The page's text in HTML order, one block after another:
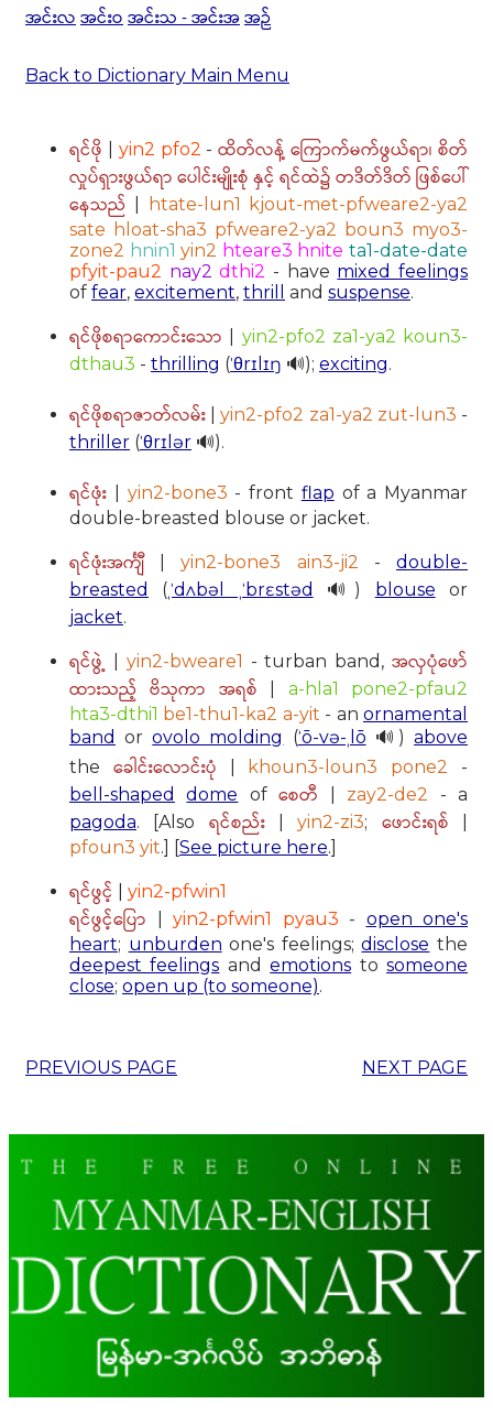
အင်းလအင်းဝအင်းသ - အင်းအအဉ်
Back to Dictionary Main Menu
ရင်ဖို yin2 pfo2 -ထိတ်လန့် ကြောက်မက်ဖွယ်ရာ၊ စိတ်
လှုပ်ရှားဖွယ်ရာ ပေါင်းမျိုးစုံ နှင့် ရင်ထဲ၌ တဒိတ်ဒိတ် ဖြစ်ပေါ်
နေသည်
htate-lun1 kjout-met-pfweare2-ya2
sate hloat-sha3 pfweare2-ya2 boun3 myo3-
zone2 hnin1 yin2 hteare3 hnite ta1-date-date
pfyit-pau2 nay2 dthi2 - have mixed feelings
of fear, excitement, thrill and suspense.
ရင်ဖိုစရာကောင်းသော
yin2-pfo2 za1-ya2 koun3-
dthau3 - thrilling (ˈθrɪlɪŋ 🔊); exciting.
ရင်ဖိုစရာဇာတ်လမ်း |yin2-pfo2 za1-ya2 zut-lun3 -
thriller (ˈθrɪlər 🔊).
ရင်ဖုံး yin2-bone3 - front flap of a Myanmar
double-breasted blouse or jacket.
ရင်ဖုံးအင်္ကျီ|yin2-bone3 ain3-ji2 -double-
breasted
(ˌˈdʌbəl ˌˈbrɛstəd 🔊) blouse or
jacket.
ရင်ဖွဲ့ yin2-bweare1 - turban band,အလှပုံဖော်
ထားသည့် ဗိသုကာ အရစ်
a-hla1 pone2-pfau2
hta3-dthi1 be1-thu1-ka2 a-yit - anornamental
band orovolo molding (ˈō-və-ˌlō 🔊)above
the ခေါင်းလောင်းပုံ khoun3-loun3 pone2
-
bell-shaped
dome ofစေတီ zay2-de2
- a
pagoda. [Also ရင်စည်း|yin2-zi3; ဖောင်းရစ်
pfoun3 yit.] [See picture here.]
ရင်ဖွင့် yin2-pfwin1
ရင်ဖွင့်ပြော yin2-pfwin1 pyau3 - open one's
heart; unburden one's feelings;disclose the
deepest feelings andemotions tosomeone
close; open up (to someone).
PREVIOUS PAGE NEXT PAGE